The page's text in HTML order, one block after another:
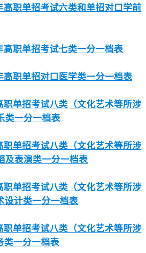
高职单招考试六类和单招对口学前
高职单招考试七类一分一档表
高职单招对口医学类一分一档表
职单招考试八类（文化艺术等所涉
类一分一档表
职单招考试八类（文化艺术等所涉
及表演类一分一档表
职单招考试八类（文化艺术等所涉
设计类一分一档表
职单招考试八类（文化艺术等所涉
类一分一档表